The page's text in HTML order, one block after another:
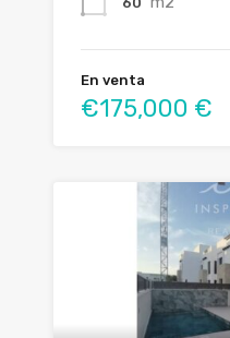
En venta
€175,000 €